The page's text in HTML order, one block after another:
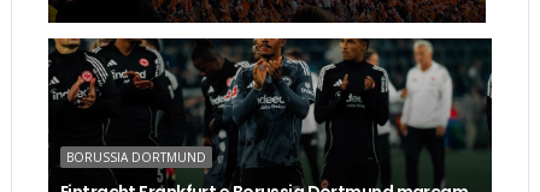
BORUSSIA DORTMUND